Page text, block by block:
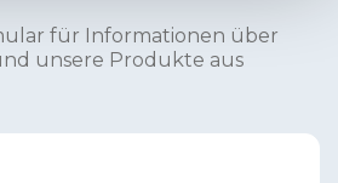
für Informationen über
unsere Produkte aus